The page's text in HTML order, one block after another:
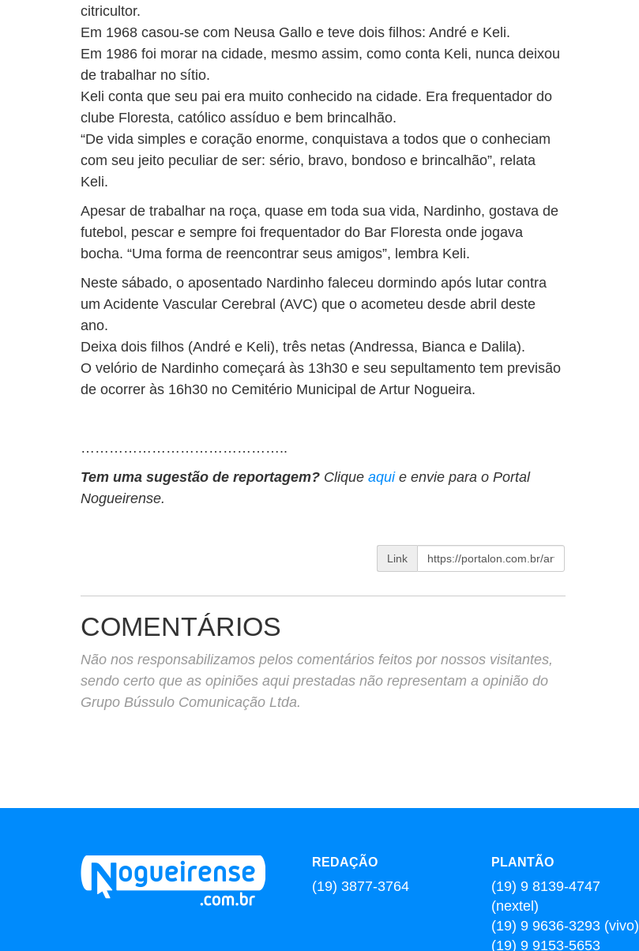
citricultor.
Em 1968 casou-se com Neusa Gallo e teve dois filhos: André e Keli.
Em 1986 foi morar na cidade, mesmo assim, como conta Keli, nunca deixou
de trabalhar no sítio.
Keli conta que seu pai era muito conhecido na cidade. Era frequentador do
clube Floresta, católico assíduo e bem brincalhão.
“De vida simples e coração enorme, conquistava a todos que o conheciam
com seu jeito peculiar de ser: sério, bravo, bondoso e brincalhão”, relata
Keli.
Apesar de trabalhar na roça, quase em toda sua vida, Nardinho, gostava de
futebol, pescar e sempre foi frequentador do Bar Floresta onde jogava
bocha. “Uma forma de reencontrar seus amigos”, lembra Keli.
Neste sábado, o aposentado Nardinho faleceu dormindo após lutar contra
um Acidente Vascular Cerebral (AVC) que o acometeu desde abril deste
ano.
Deixa dois filhos (André e Keli), três netas (Andressa, Bianca e Dalila).
O velório de Nardinho começará às 13h30 e seu sepultamento tem previsão
de ocorrer às 16h30 no Cemitério Municipal de Artur Nogueira.
……………………………………..
Tem uma sugestão de reportagem? Clique aqui e envie para o Portal
Nogueirense.
Link
COMENTÁRIOS
Não nos responsabilizamos pelos comentários feitos por nossos visitantes,
sendo certo que as opiniões aqui prestadas não representam a opinião do
Grupo Bússulo Comunicação Ltda.
REDAÇÃO
(19) 3877-3764
PLANTÃO
(19) 9 8139-4747
(nextel)
(19) 9 9636-3293 (vivo)
(19) 9 9153-5653